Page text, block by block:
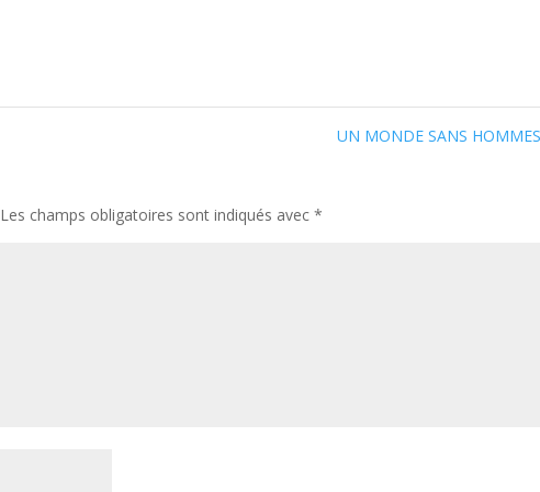
UN MONDE SANS
Les champs obligatoires sont indiqués avec*